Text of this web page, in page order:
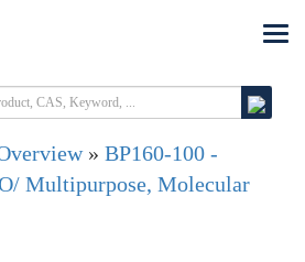
» BP160-100 -
Multipurpose, Molecular